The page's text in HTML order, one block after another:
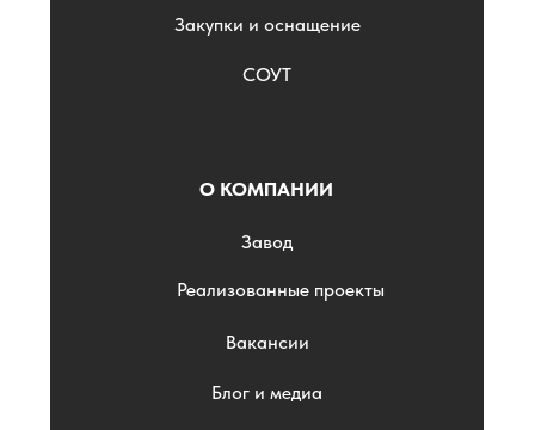
Закупки и оснащение
СОУТ
О КОМПАНИИ
Завод
Реализованные проекты
Вакансии
Блог и медиа